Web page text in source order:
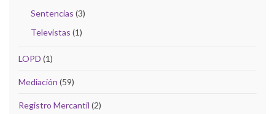
Sentencias (3)
Televistas (1)
LOPD (1)
Mediación (59)
Registro Mercantil (2)